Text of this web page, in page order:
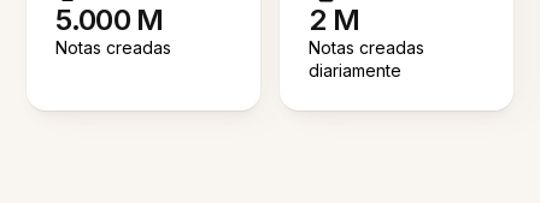
5.000 M
Notas creadas
2 M
Notas creadas
diariamente